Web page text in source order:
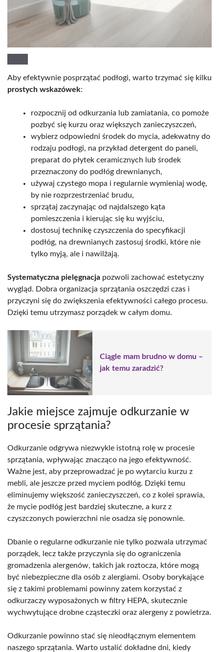
Aby efektywnie posprzątać podłogi, warto trzymać się kilku
prostych wskazówek:
rozpocznij od odkurzania lub zamiatania, co pomoże
pozbyć się kurzu oraz większych zanieczyszczeń,
wybierz odpowiedni środek do mycia, adekwatny do
rodzaju podłogi, na przykład detergent do paneli,
preparat do płytek ceramicznych lub środek
przeznaczony do podłóg drewnianych,
używaj czystego mopa i regularnie wymieniaj wodę,
by nie rozprzestrzeniać brudu,
sprzątaj zaczynając od najdalszego kąta
pomieszczenia i kierując się ku wyjściu,
dostosuj technikę czyszczenia do specyfikacji
podłóg, na drewnianych zastosuj środki, które nie
tylko myją, ale i nawilżają.
Systematyczna pielęgnacja pozwoli zachować estetyczny
wygląd. Dobra organizacja sprzątania oszczędzi czas i
przyczyni się do zwiększenia efektywności całego procesu.
Dzięki temu utrzymasz porządek w całym domu.
Ciągle mam brudno w domu –
jak temu zaradzić?
Jakie miejsce zajmuje odkurzanie w
procesie sprzątania?
Odkurzanie odgrywa niezwykle istotną rolę w procesie
sprzątania, wpływając znacząco na jego efektywność.
Ważne jest, aby przeprowadzać je po wytarciu kurzu z
mebli, ale jeszcze przed myciem podłóg. Dzięki temu
eliminujemy większość zanieczyszczeń, co z kolei sprawia,
że mycie podłóg jest bardziej skuteczne, a kurz z
czyszczonych powierzchni nie osadza się ponownie.
Dbanie o regularne odkurzanie nie tylko pozwala utrzymać
porządek, lecz także przyczynia się do ograniczenia
gromadzenia alergenów, takich jak roztocza, które mogą
być niebezpieczne dla osób z alergiami. Osoby borykające
się z takimi problemami powinny zatem korzystać z
odkurzaczy wyposażonych w filtry HEPA, skutecznie
wychwytujące drobne cząsteczki oraz alergeny z powietrza.
Odkurzanie powinno stać się nieodłącznym elementem
naszego sprzątania. Warto ustalić dokładne dni, kiedy